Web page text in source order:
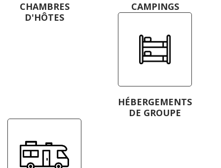
CHAMBRES
D'HÔTES
CAMPINGS
HÉBERGEMENTS
DE GROUPE